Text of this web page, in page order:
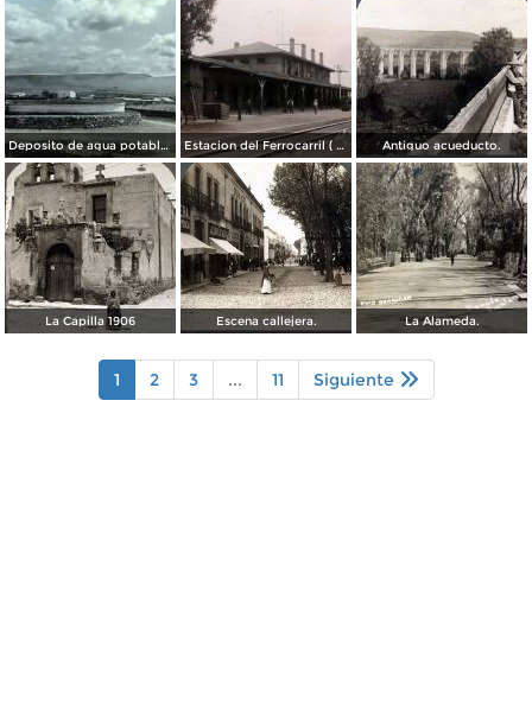
Deposito de agua potable ( Circulada el 11 de Diciembre de 1920 ). Estacion del Ferrocarril ( Circulada el 19 de Diciembre de 1927 ). Antiguo acueducto.
La Capilla 1906 Escena callejera. La Alameda.
1 2 3 ... 11 Siguiente